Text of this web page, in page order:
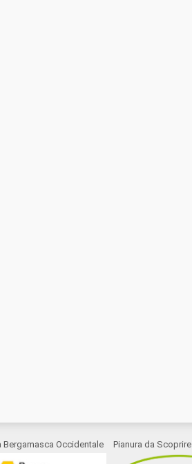
Bergamasca Occidentale Pianura da Scoprire